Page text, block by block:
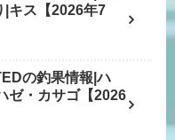
|キス【2026年7
の釣果情報|ハ
ゼ・カサゴ【2026